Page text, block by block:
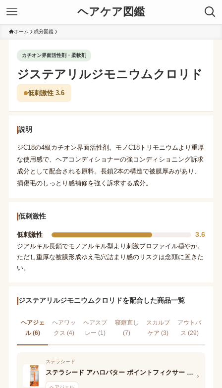
ヘアケア図鑑
ホーム 成分図鑑
カチオン界面活性剤・柔軟剤
ジステアリルジモニウムクロリド
低刺激性 3.6
説明
ジC18の4級カチオン界面活性剤。モノC18トリモニウムより重厚
な使用感で、ヘアコンディショナーの強コンディショニング訴求
成分として配合される原料。長鎖2本の構造で被膜厚みがあり、
損傷毛のしっとり感補修を強く訴求する成分。
低刺激性
低刺激性 3.6
ジアルキル長鎖でモノアルキル型より刺激プロファイル穏やか。
ただし重厚な被膜形成ゆえ毛穴詰まり感のリスクは念頭に置きた
い。
ジステアリルジモニウムクロリドを配合した商品一覧
ヘアジェ
ル (6)
ヘアワッ
クス (4)
ヘアスプ
レー (1)
寝癖直し
(7)
スカルプ
ケア (3)
アウトバ
ス (29)
ステラシード
ステラシード アハロバター ポイントフィクサー ジェル ハード ›